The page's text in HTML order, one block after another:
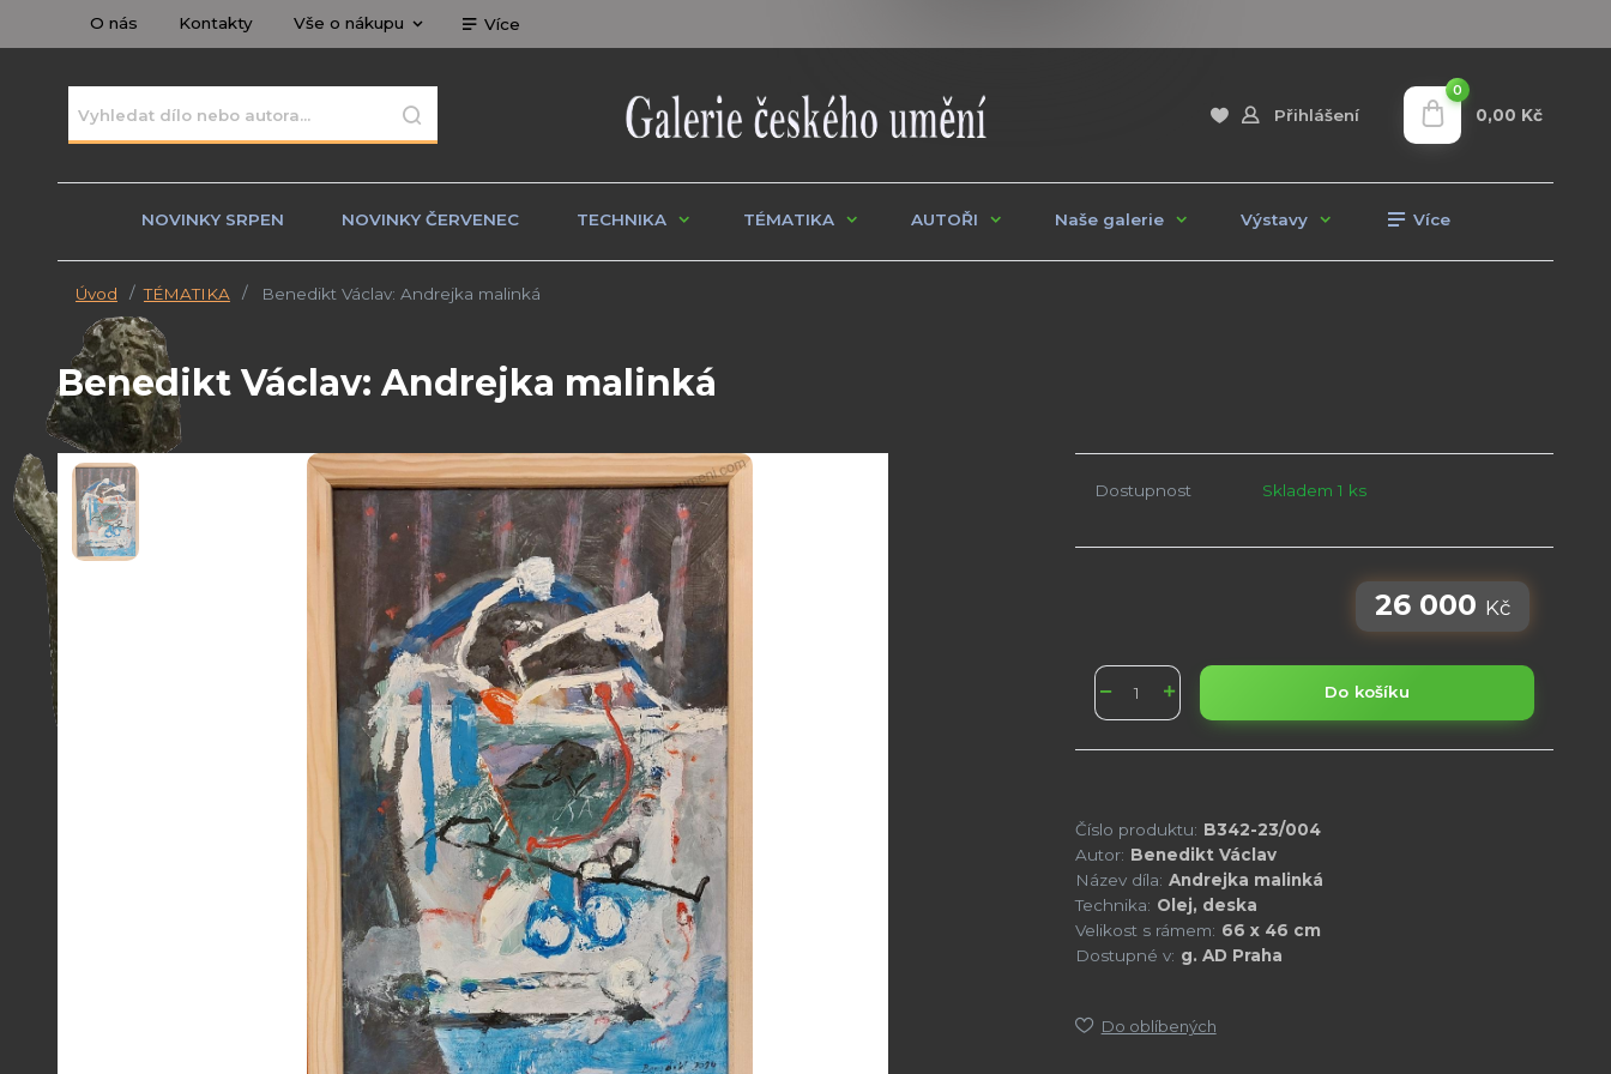
O nás Kontakty Vše o nákupu Více
Přihlášení
0
0,00 Kč
NOVINKY SRPEN NOVINKY ČERVENEC TECHNIKA TÉMATIKA AUTOŘI Naše galerie Výstavy Více
Úvod TÉMATIKA Benedikt Václav: Andrejka malinká
Benedikt Václav: Andrejka malinká
Dostupnost Skladem 1 ks
26 000 Kč
Do košíku
Číslo produktu: B342-23/004
Autor: Benedikt Václav
Název díla: Andrejka malinká
Technika: Olej, deska
Velikost s rámem: 66 x 46 cm
Dostupné v: g. AD Praha
Do oblíbených